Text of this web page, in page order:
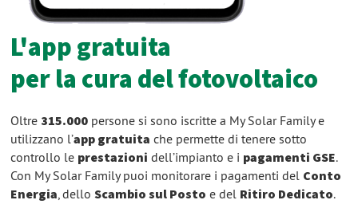
L'app gratuita
per la cura del fotovoltaico
Oltre 315.000persone si sono iscritte a My Solar Family e
utilizzano l’app gratuita che permette di tenere sotto
controllo le prestazioni dell’impianto e i pagamenti GSE.
Con My Solar Family puoi monitorare i pagamenti del Conto
Energia , dello Scambio sul Posto e del Ritiro Dedicato.